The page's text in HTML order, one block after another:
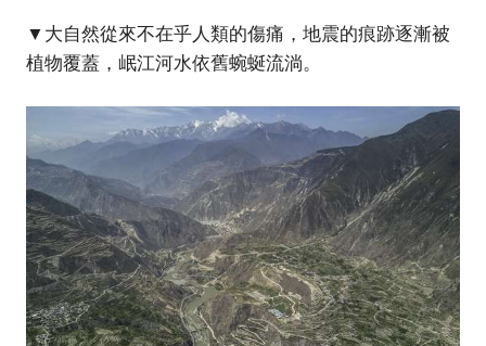
▼大自然從來不在乎人類的傷痛，地震的痕跡逐漸被
植物覆蓋，岷江河水依舊蜿蜒流淌。